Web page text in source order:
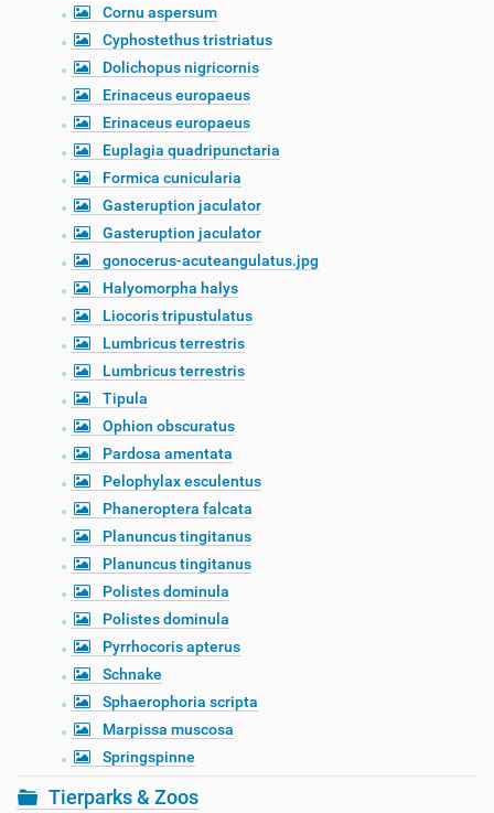
Cornu aspersum
Cyphostethus tristriatus
Dolichopus nigricornis
Erinaceus europaeus
Erinaceus europaeus
Euplagia quadripunctaria
Formica cunicularia
Gasteruption jaculator
Gasteruption jaculator
gonocerus-acuteangulatus.jpg
Halyomorpha halys
Liocoris tripustulatus
Lumbricus terrestris
Lumbricus terrestris
Tipula
Ophion obscuratus
Pardosa amentata
Pelophylax esculentus
Phaneroptera falcata
Planuncus tingitanus
Planuncus tingitanus
Polistes dominula
Polistes dominula
Pyrrhocoris apterus
Schnake
Sphaerophoria scripta
Marpissa muscosa
Springspinne
Tierparks & Zoos